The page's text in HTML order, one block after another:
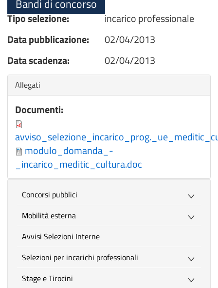
Bandi di concorso
Tipo selezione:
incarico professionale
Data pubblicazione:
02/04/2013
Data scadenza:
02/04/2013
Nascondi
Allegati
Documenti:
modulo_domanda_-
_incarico_meditic_cultura.doc
Concorsi pubblici
Mobilità esterna
Avvisi Selezioni Interne
Selezioni per incarichi professionali
Stage e Tirocini